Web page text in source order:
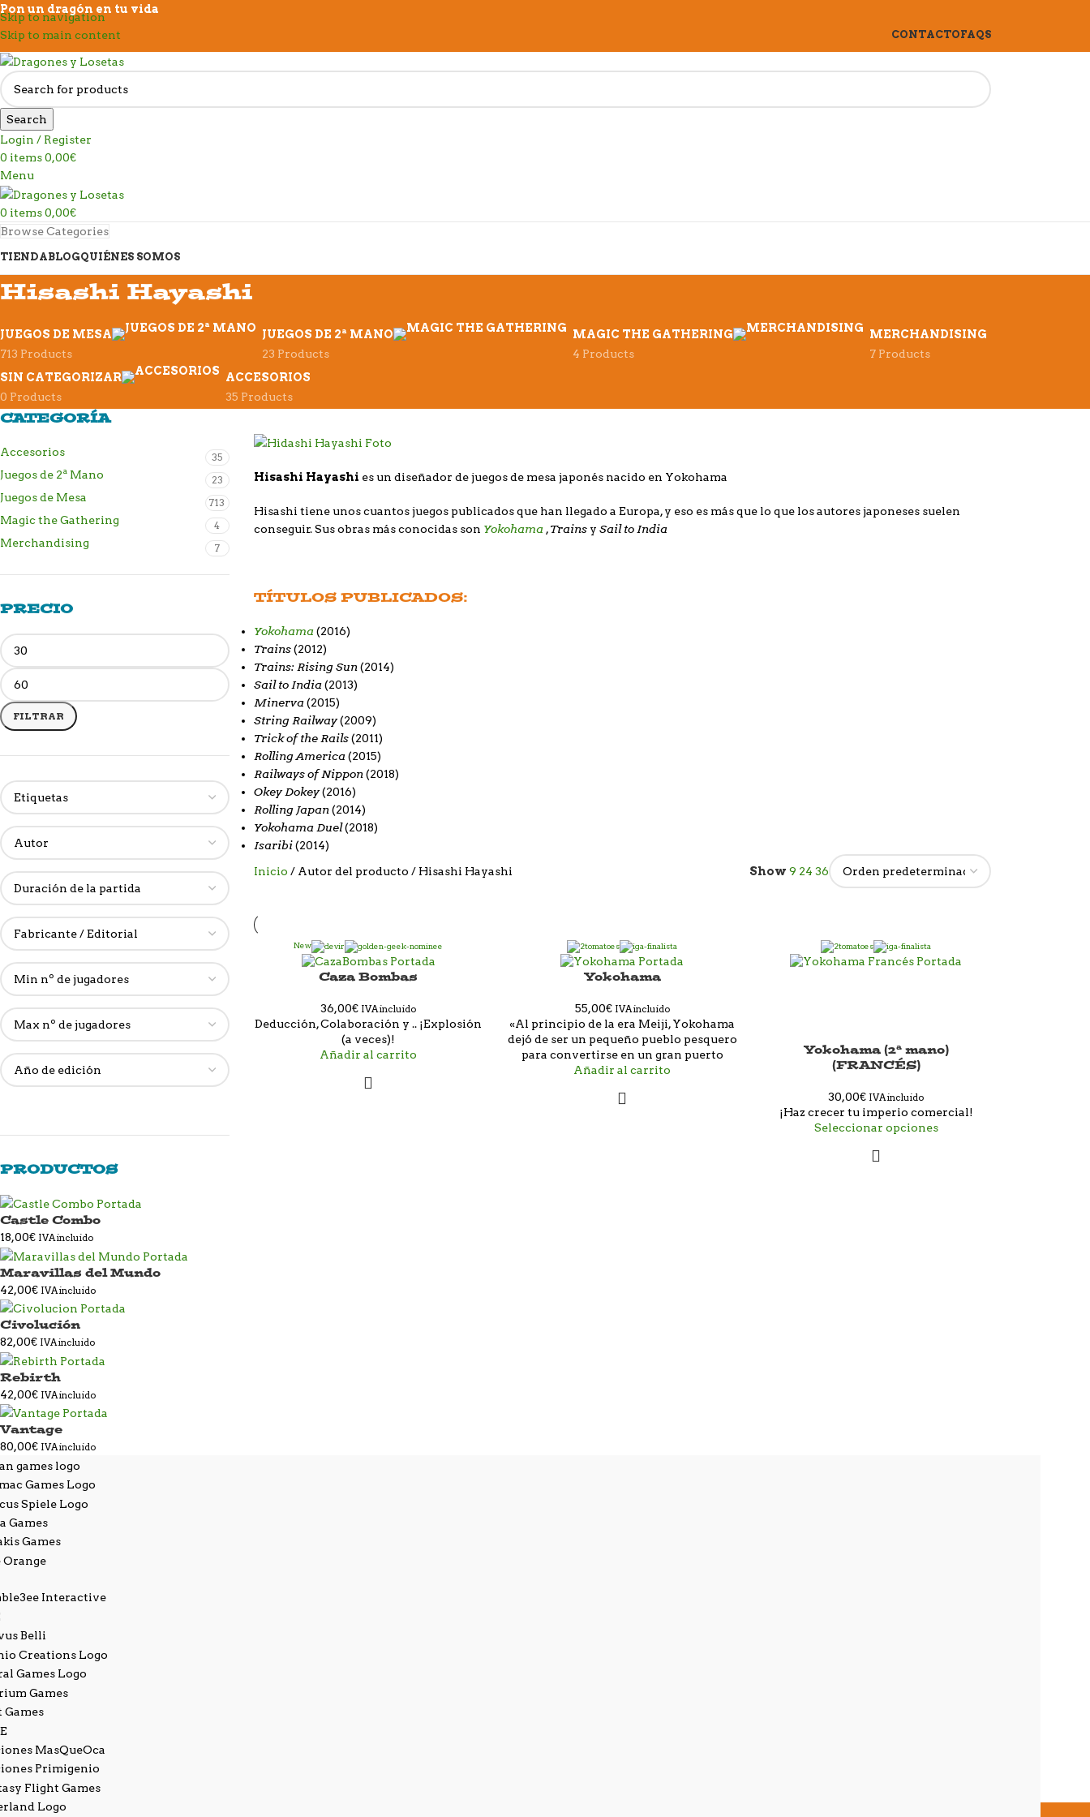
Skip to navigation
Skip to main content
Pon un dragón en tu vida
CONTACTOFAQS
Search
Login / Register
0 items0,00€
Menu
0 items0,00€
Browse Categories
TIENDABLOGQUIÉNES SOMOS
Hisashi Hayashi
JUEGOS DE MESA
713 Products
JUEGOS DE 2ª MANO
23 Products
MAGIC THE GATHERING
4 Products
MERCHANDISING
7 Products
SIN CATEGORIZAR
0 Products
ACCESORIOS
35 Products
CATEGORÍA
Accesorios 35
Juegos de 2ª Mano 23
Juegos de Mesa 713
Magic the Gathering 4
Merchandising 7
PRECIO
FILTRAR
PRODUCTOS
Castle Combo
18,00€ IVA incluido
Maravillas del Mundo
42,00€ IVA incluido
Civolución
82,00€ IVA incluido
Rebirth
42,00€ IVA incluido
Vantage
80,00€ IVA incluido
Hisashi Hayashi es un diseñador de juegos de mesa japonés nacido en Yokohama
Hisashi tiene unos cuantos juegos publicados que han llegado a Europa, y eso es más que lo que los autores japoneses suelen
conseguir. Sus obras más conocidas son Yokohama,Trains y Sail to India
TÍTULOS PUBLICADOS:
Yokohama(2016)
Trains(2012)
Trains: Rising Sun(2014)
Sail to India(2013)
Minerva(2015)
String Railway(2009)
Trick of the Rails(2011)
Rolling America(2015)
Railways of Nippon(2018)
Okey Dokey(2016)
Rolling Japan(2014)
Yokohama Duel(2018)
Isaribi(2014)
Inicio
Autor del producto Hisashi Hayashi Show 9 24 36
New
Caza Bombas
36,00€ IVA incluido
Deducción, Colaboración y .. ¡Explosión
(a veces)!
Añadir al carrito
Yokohama
55,00€ IVA incluido
«Al principio de la era Meiji, Yokohama
dejó de ser un pequeño pueblo pesquero
para convertirse en un gran puerto
Añadir al carrito
Yokohama (2ª mano)
(FRANCÉS)
30,00€ IVA incluido
¡Haz crecer tu imperio comercial!
Seleccionar opciones